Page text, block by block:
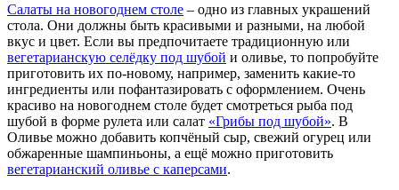
Салаты на новогоднем столе – одно из главных украшений
стола. Они должны быть красивыми и разными, на любой
вкус и цвет. Если вы предпочитаете традиционную или
вегетарианскую селёдку под шубой и оливье, то попробуйте
приготовить их по-новому, например, заменить какие-то
ингредиенты или пофантазировать с оформлением. Очень
красиво на новогоднем столе будет смотреться рыба под
шубой в форме рулета или салат «Грибы под шубой». В
Оливье можно добавить копчёный сыр, свежий огурец или
обжаренные шампиньоны, а ещё можно приготовить
вегетарианский оливье с каперсами.